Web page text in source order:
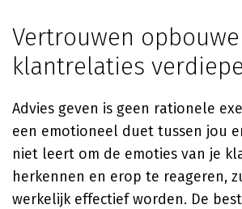
Vertrouwen
klantrelaties
Advies geven is geen rationele
een emotioneel duet tussen jou
niet leert om de emoties van je
herkennen en erop te reageren,
werkelijk effectief worden. De